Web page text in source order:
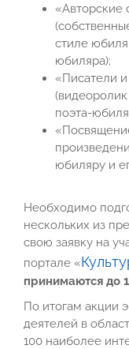
«Авторские
стиле
юбиляра);
«Писатели
поэта-
юбиляру и
Необходимо
нескольких из
свою заявку на
портале «
принимаются до
По итогам акции
деятелей в
100 наиболее